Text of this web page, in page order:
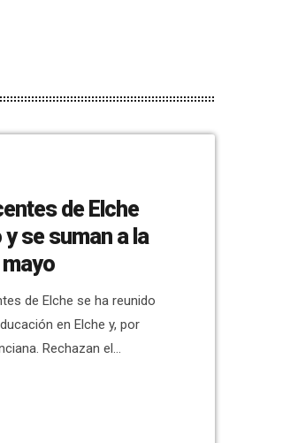
de Elche
se suman a la
de Elche se ha reunido
en Elche y, por
Rechazan el
de la Conselleria”,